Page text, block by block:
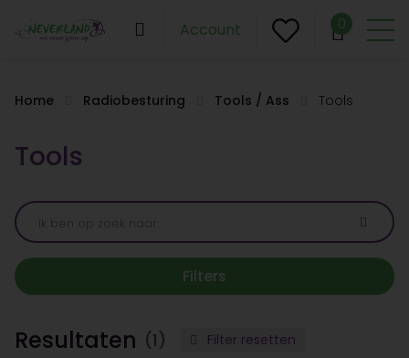
Account 0
Home Radiobesturing Tools / Ass Tools
Tools
Filters
Resultaten (1) Filter resetten